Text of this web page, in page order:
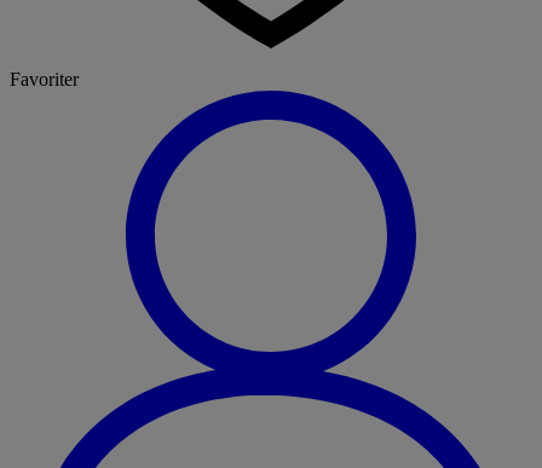
Favoriter